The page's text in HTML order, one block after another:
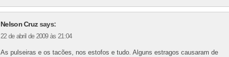
Nelson Cruzsays:
22 de abril de 2009 às 21:04
As pulseiras e os tacões, nos estofos e tudo. Alguns estragos causaram de